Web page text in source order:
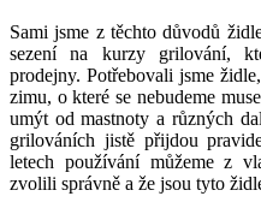
Sami jsme z těchto důvodů
sezení na kurzy grilování,
prodejny. Potřebovali jsme
zimu, o které se nebudeme
umýt od mastnoty a různých
grilováních jistě přijdou
letech používání můžeme z
zvolili správně a že jsou tyto